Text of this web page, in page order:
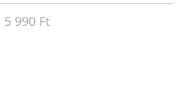
5 990 Ft